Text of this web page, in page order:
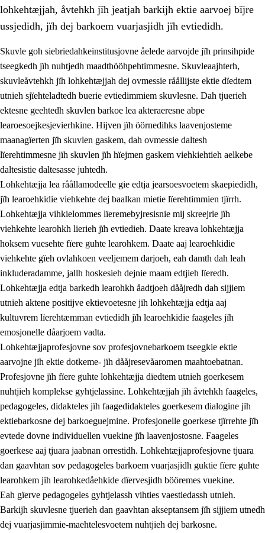
3. Prinsihph skuvlen rïektesisnie
3.1 Feerhmeles lïeremebyjrese
3.2 Ööhpehtimmie jïh sjïehtedamme lïerehtimmie
3.3 Gåetie jïh skuvle laavenjostoeh
3.4 Lïerehtimmie learoesïeltesne jïh barkoejielemisnie
3.5 Profesjonsektievoete jïh skuvleevtiedimmie
lohkehtæjjah, åvtehkh jïh jeatjah barkijh ektie aarvoej bïjre
ussjedidh, jïh dej barkoem vuarjasjidh jïh evtiedidh.
Skuvle goh siebriedahkeinstitusjovne åelede aarvojde jïh prinsihpide
tseegkedh jïh nuhtjedh maadthööhpehtimmesne. Skuvleaajhterh,
skuvleåvtehkh jïh lohkehtæjjah dej ovmessie råållijste ektie dïedtem
utnieh sjïehteladtedh buerie evtiedimmiem skuvlesne. Dah tjuerieh
ektesne geehtedh skuvlen barkoe lea akteraeresne abpe
learoesoejkesjevierhkine. Hijven jïh öörnedihks laavenjosteme
maanagïerten jïh skuvlen gaskem, dah ovmessie daltesh
lïerehtimmesne jïh skuvlen jïh hïejmen gaskem viehkiehtieh aelkebe
daltesistie daltesasse juhtedh.
Lohkehtæjja lea råållamodeelle gie edtja jearsoesvoetem skaepiedidh,
jïh learoehkidie viehkehte dej baalkan mietie lïerehtimmien tjïrrh.
Lohkehtæjja vihkielommes lïeremebyjresisnie mij skreejrie jïh
viehkehte learohkh lierieh jïh evtiedieh. Daate kreava lohkehtæjja
hoksem vuesehte fïere guhte learohkem. Daate aaj learoehkidie
viehkehte gïeh ovlahkoen veeljemem darjoeh, eah damth dah leah
inkluderadamme, jallh hoskesieh dejnie maam edtjieh lïeredh.
Lohkehtæjja edtja barkedh learohkh åadtjoeh dååjredh dah sijjiem
utnieh aktene positijve ektievoetesne jïh lohkehtæjja edtja aaj
kultuvrem lïerehtæmman evtiedidh jïh learoehkidie faageles jïh
emosjonelle dåarjoem vadta.
Lohkehtæjjaprofesjovne sov profesjovnebarkoem tseegkie ektie
aarvojne jïh ektie dotkeme- jïh dååjresevåaromen maahtoebatnan.
Profesjovne jïh fïere guhte lohkehtæjja dïedtem utnieh goerkesem
nuhtjieh komplekse gyhtjelassine. Lohkehtæjjah jïh åvtehkh faageles,
pedagogeles, didakteles jïh faagedidakteles goerkesem dialogine jïh
ektiebarkosne dej barkoeguejmine. Profesjonelle goerkese tjïrrehte jïh
evtede dovne individuellen vuekine jïh laavenjostosne. Faageles
goerkese aaj tjuara jaabnan orrestidh. Lohkehtæjjaprofesjovne tjuara
dan gaavhtan sov pedagogeles barkoem vuarjasjidh guktie fïere guhte
learohkem jïh learohkedåehkide dïervesjidh bööremes vuekine.
Eah gïerve pedagogeles gyhtjelassh vihties vaestiedassh utnieh.
Barkijh skuvlesne tjuerieh dan gaavhtan akseptansem jïh sijjiem utnedh
dej vuarjasjimmie-maehtelesvoetem nuhtjieh dej barkosne.